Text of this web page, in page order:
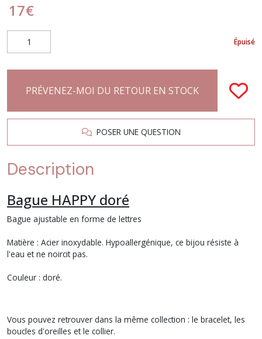
17€
Épuisé
PRÉVENEZ-MOI DU RETOUR EN STOCK
POSER UNE QUESTION
Description
Bague HAPPY doré
Bague ajustable en forme de lettres
Matière : Acier inoxydable. Hypoallergénique, ce bijou résiste à
l'eau et ne noircit pas.
Couleur : doré.
Vous pouvez retrouver dans la même collection : le bracelet, les
boucles d'oreilles et le collier.